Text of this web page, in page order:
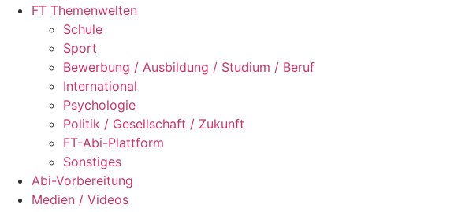
FT Themenwelten
Schule
Sport
Bewerbung / Ausbildung / Studium / Beruf
International
Psychologie
Politik / Gesellschaft / Zukunft
FT-Abi-Plattform
Sonstiges
Abi-Vorbereitung
Medien / Videos